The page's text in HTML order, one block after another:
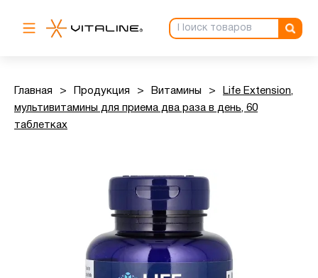
Главная > Продукция > Витамины >
Life Extension,
мультивитамины для приема два раза в день, 60
таблетках